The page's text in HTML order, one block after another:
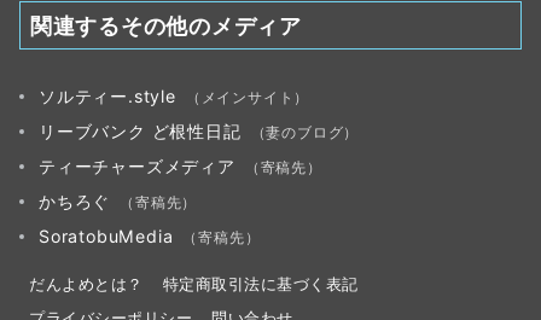
関連するその他のメディア
ソルティー.style （メインサイト）
リーブバンク ど根性日記 （妻のブログ）
ティーチャーズメディア （寄稿先）
かちろぐ （寄稿先）
SoratobuMedia （寄稿先）
だんよめとは？
特定商取引法に基づく表記